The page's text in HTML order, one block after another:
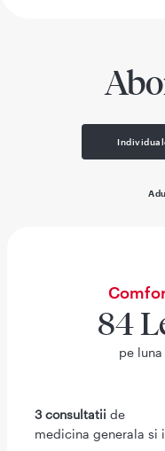
84
pe luna
3 consultatii de
medicina generala si